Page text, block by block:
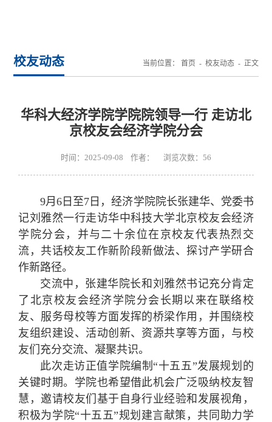
校友动态 当前位置： 首页 - 校友动态- 正文
华科大经济学院学院院领导一行 走访北
京校友会经济学院分会
时间：2025-09-08 作者： 浏览次数： 56
9月6日至7日，经济学院院长张建华、党委书
记刘雅然一行走访华中科技大学北京校友会经济
学院分会，并与二十余位在京校友代表热烈交
流，共话校友工作新阶段新做法、探讨产学研合
作新路径。
交流中，张建华院长和刘雅然书记充分肯定
了北京校友会经济学院分会长期以来在联络校
友、服务母校等方面发挥的桥梁作用，并围绕校
友组织建设、活动创新、资源共享等方面，与校
友们充分交流、凝聚共识。
此次走访正值学院编制“十五五”发展规划的
关键时期。学院也希望借此机会广泛吸纳校友智
慧，邀请校友们基于自身行业经验和发展视角，
积极为学院“十五五”规划建言献策，共同助力学